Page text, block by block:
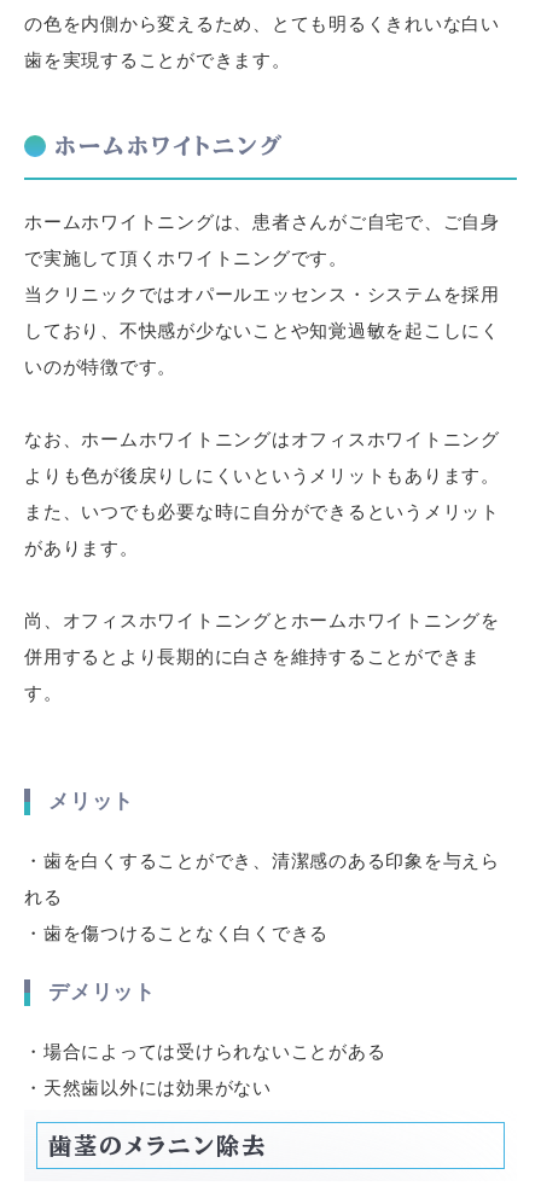
の色を内側から変えるため、とても明るくきれいな白い
歯を実現することができます。
ホームホワイトニング
ホームホワイトニングは、患者さんがご自宅で、ご自身
で実施して頂くホワイトニングです。
当クリニックではオパールエッセンス・システムを採用
しており、不快感が少ないことや知覚過敏を起こしにく
いのが特徴です。
なお、ホームホワイトニングはオフィスホワイトニング
よりも色が後戻りしにくいというメリットもあります。
また、いつでも必要な時に自分ができるというメリット
があります。
尚、オフィスホワイトニングとホームホワイトニングを
併用するとより長期的に白さを維持することができま
す。
メリット
・歯を白くすることができ、清潔感のある印象を与えら
れる
・歯を傷つけることなく白くできる
デメリット
・場合によっては受けられないことがある
・天然歯以外には効果がない
歯茎のメラニン除去